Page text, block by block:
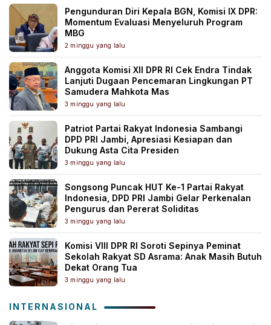
Pengunduran Diri Kepala BGN, Komisi IX DPR:
Momentum Evaluasi Menyeluruh Program
MBG
2 minggu yang lalu
Anggota Komisi XII DPR RI Cek Endra Tindak
Lanjuti Dugaan Pencemaran Lingkungan PT
Samudera Mahkota Mas
3 minggu yang lalu
Patriot Partai Rakyat Indonesia Sambangi
DPD PRI Jambi, Apresiasi Kesiapan dan
Dukung Asta Cita Presiden
3 minggu yang lalu
Songsong Puncak HUT Ke-1 Partai Rakyat
Indonesia, DPD PRI Jambi Gelar Perkenalan
Pengurus dan Pererat Soliditas
3 minggu yang lalu
Komisi VIII DPR RI Soroti Sepinya Peminat
Sekolah Rakyat SD Asrama: Anak Masih Butuh
Dekat Orang Tua
3 minggu yang lalu
INTERNASIONAL